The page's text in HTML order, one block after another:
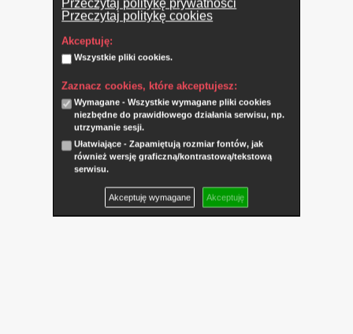
Przeczytaj politykę prywatności
Przeczytaj politykę cookies
Akceptuję:
Wszystkie pliki cookies.
Zaznacz cookies, które akceptujesz:
Wymagane - Wszystkie wymagane pliki cookies
niezbędne do prawidłowego działania serwisu, np.
utrzymanie sesji.
Ułatwiające - Zapamiętują rozmiar fontów, jak
również wersję graficzną/kontrastową/tekstową
serwisu.
Akceptuję wymagane Akceptuję